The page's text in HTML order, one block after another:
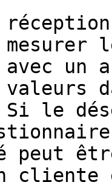
un
valeurs
le
peut